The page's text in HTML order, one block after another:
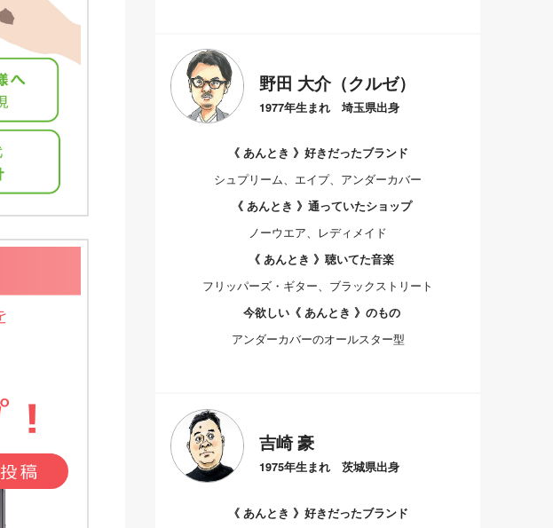
野田 大介（クルゼ）
1977年生まれ 埼玉県出身
《 あんとき 》好きだったブランド
シュプリーム、エイプ、アンダーカバー
《 あんとき 》通っていたショップ
ノーウエア、レディメイド
《 あんとき 》聴いてた音楽
フリッパーズ・ギター、ブラックストリート
今欲しい《 あんとき 》のもの
アンダーカバーのオールスター型
吉崎 豪
1975年生まれ 茨城県出身
《 あんとき 》好きだったブランド